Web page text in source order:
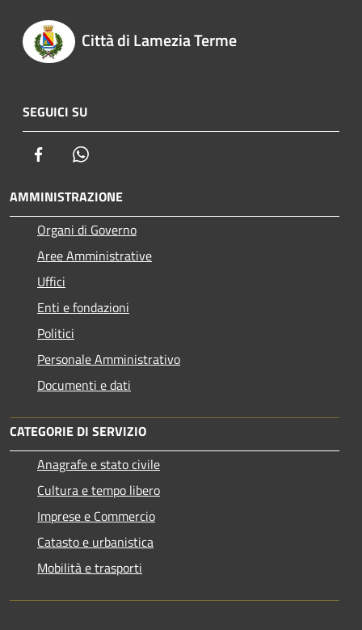
Città di Lamezia Terme
SEGUICI SU
Facebook
AMMINISTRAZIONE
Organi di Governo
Aree Amministrative
Uffici
Enti e fondazioni
Politici
Personale Amministrativo
Documenti e dati
CATEGORIE DI SERVIZIO
Anagrafe e stato civile
Cultura e tempo libero
Imprese e Commercio
Catasto e urbanistica
Mobilità e trasporti